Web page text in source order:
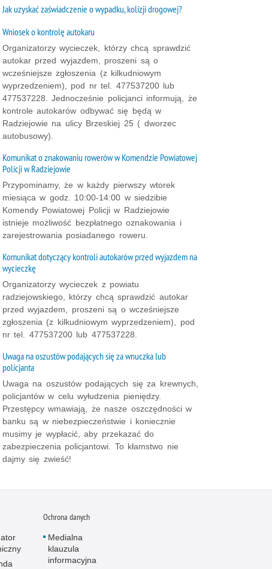
Jak uzyskać zaświadczenie o wypadku, kolizji drogowej?
Wniosek o kontrolę autokaru
Organizatorzy wycieczek, którzy chcą sprawdzić
autokar przed wyjazdem, proszeni są o
wcześniejsze zgłoszenia (z kilkudniowym
wyprzedzeniem), pod nr tel. 477537200 lub
477537228. Jednocześnie policjanci informują, że
kontrole autokarów odbywać się będą w
Radziejowie na ulicy Brzeskiej 25 ( dworzec
autobusowy).
Komunikat o znakowaniu rowerów w Komendzie Powiatowej
Policji w Radziejowie
Przypominamy, że w każdy pierwszy wtorek
miesiąca w godz. 10:00-14:00 w siedzibie
Komendy Powiatowej Policji w Radziejowie
istnieje możliwość bezpłatnego oznakowania i
zarejestrowania posiadanego roweru.
Komunikat dotyczący kontroli autokarów przed wyjazdem na
wycieczkę
Organizatorzy wycieczek z powiatu
radziejowskiego, którzy chcą sprawdzić autokar
przed wyjazdem, proszeni są o wcześniejsze
zgłoszenia (z kilkudniowym wyprzedzeniem), pod
nr tel. 477537200 lub 477537228.
Uwaga na oszustów podających się za wnuczka lub
policjanta
Uwaga na oszustów podających się za krewnych,
policjantów w celu wyłudzenia pieniędzy.
Przestępcy wmawiają, że nasze oszczędności w
banku są w niebezpieczeństwie i koniecznie
musimy je wypłacić, aby przekazać do
zabezpieczenia policjantowi. To kłamstwo nie
dajmy się zwieść!
Ochrona danych
Medialna
klauzula
informacyjna